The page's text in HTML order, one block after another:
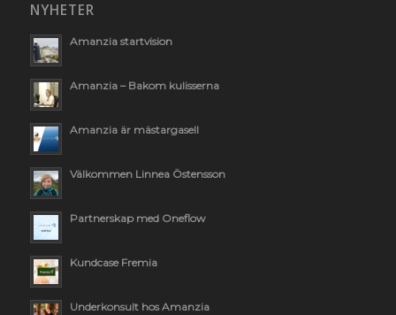
NYHETER
Amanzia startvision
Amanzia – Bakom kulisserna
Amanzia är mästargasell
Välkommen Linnea Östensson
Partnerskap med Oneflow
Kundcase Fremia
Underkonsult hos Amanzia